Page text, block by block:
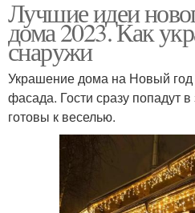
Лучшие идеи
дома 2023. Как
снаружи
Украшение дома на Новый год
фасада. Гости сразу попадут
готовы к веселью.